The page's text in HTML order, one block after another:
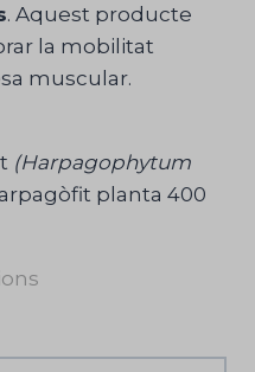
. Aquest producte
la mobilitat
muscular.
(Harpagophytum
planta 400